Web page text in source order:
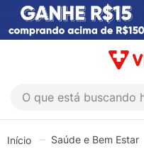
O que está buscando
Saúde e Bem Estar
1º